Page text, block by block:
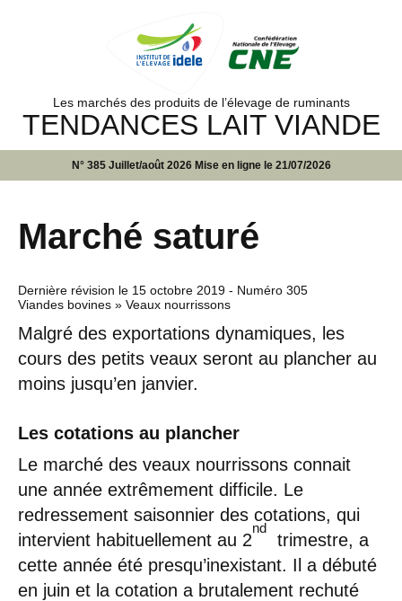
Les marchés des produits de l’élevage de ruminants
TENDANCES LAIT VIANDE
N° 385 Juillet/août 2026 Mise en ligne le 21/07/2026
Marché saturé
Dernière révision le 15 octobre 2019 - Numéro 305
Viandes bovines » Veaux nourrissons
Malgré des exportations dynamiques, les
cours des petits veaux seront au plancher au
moins jusqu’en janvier.
Les cotations au plancher
Le marché des veaux nourrissons connait
une année extrêmement difficile. Le
redressement saisonnier des cotations, qui
intervient habituellement au 2
nd
trimestre, a
cette année été presqu’inexistant. Il a débuté
en juin et la cotation a brutalement rechuté